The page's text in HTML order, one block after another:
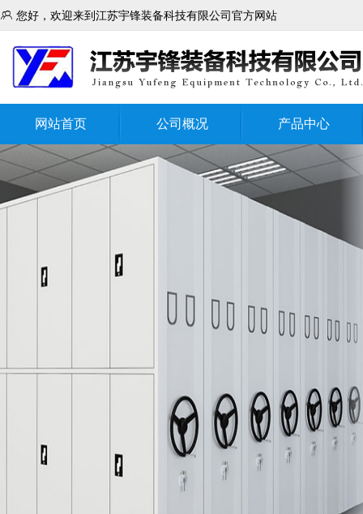
 您好，欢迎来到江苏宇锋装备科技有限公司官方网站
网站首页 公司概况 产品中心